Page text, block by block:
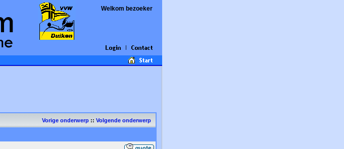
Welkom bezoeker
Vorige onderwerp :: Volgende onderwerp